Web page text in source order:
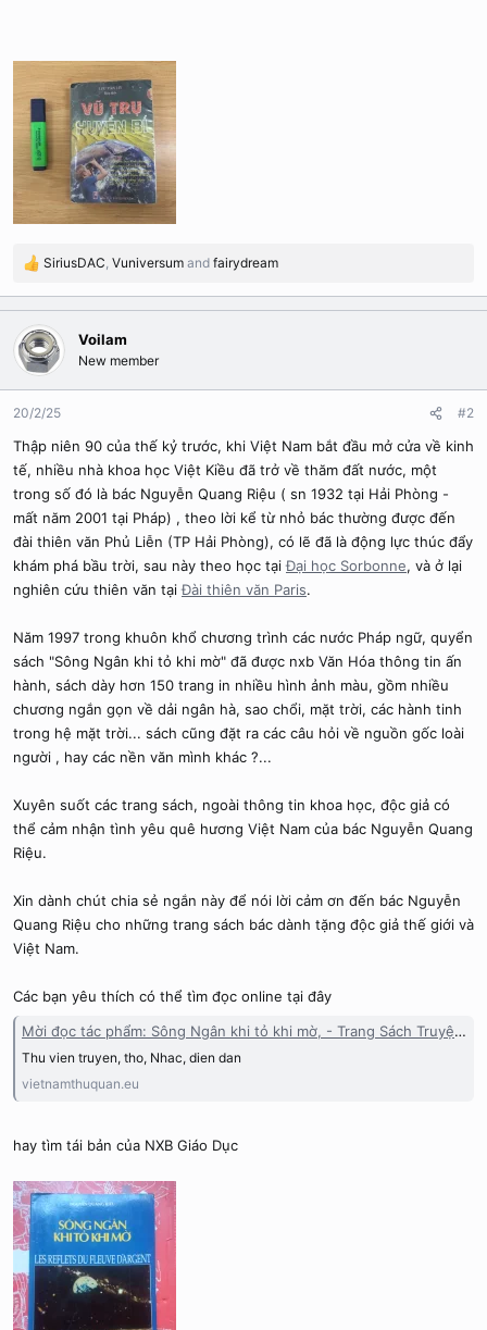
R
a
c
t
i
o
n
:
SiriusDAC, Vuniversum and fairydream
Voilam
New member
20/2/25 #2
Thập niên 90 của thế kỷ trước, khi Việt Nam bắt đầu mở cửa về kinh
tế, nhiều nhà khoa học Việt Kiều đã trở về thăm đất nước, một
trong số đó là bác Nguyễn Quang Riệu ( sn 1932 tại Hải Phòng -
mất năm 2001 tại Pháp) , theo lời kể từ nhỏ bác thường được đến
đài thiên văn Phủ Liễn (TP Hải Phòng), có lẽ đã là động lực thúc đẩy
khám phá bầu trời, sau này theo học tạiĐại học Sorbonne, và ở lại
nghiên cứu thiên văn tạiĐài thiên văn Paris.
Năm 1997 trong khuôn khổ chương trình các nước Pháp ngữ, quyển
sách "Sông Ngân khi tỏ khi mờ" đã được nxb Văn Hóa thông tin ấn
hành, sách dày hơn 150 trang in nhiều hình ảnh màu, gồm nhiều
chương ngắn gọn về dải ngân hà, sao chổi, mặt trời, các hành tinh
trong hệ mặt trời... sách cũng đặt ra các câu hỏi về nguồn gốc loài
người , hay các nền văn mình khác ?...
Xuyên suốt các trang sách, ngoài thông tin khoa học, độc giả có
thể cảm nhận tình yêu quê hương Việt Nam của bác Nguyễn Quang
Riệu.
Xin dành chút chia sẻ ngắn này để nói lời cảm ơn đến bác Nguyễn
Quang Riệu cho những trang sách bác dành tặng độc giả thế giới và
Việt Nam.
Các bạn yêu thích có thể tìm đọc online tại đây
Mời đọc tác phẩm: Sông Ngân khi tỏ khi mờ, - Trang Sách Truyện Việt Nam thư quán
Thu vien truyen, tho, Nhac, dien dan
vietnamthuquan.eu
hay tìm tái bản của NXB Giáo Dục